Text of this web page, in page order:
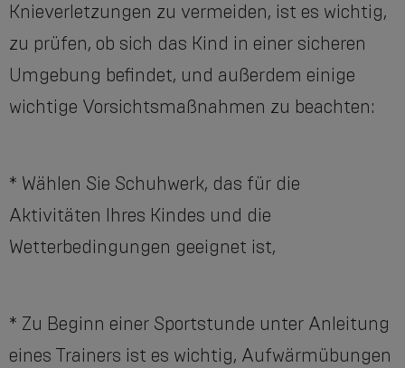
Knieverletzungen zu vermeiden, ist es wichtig,
zu prüfen, ob sich das Kind in einer sicheren
Umgebung befindet, und außerdem einige
wichtige Vorsichtsmaßnahmen zu beachten:
* Wählen Sie Schuhwerk, das für die
Aktivitäten Ihres Kindes und die
Wetterbedingungen geeignet ist,
* Zu Beginn einer Sportstunde unter Anleitung
eines Trainers ist es wichtig, Aufwärmübungen